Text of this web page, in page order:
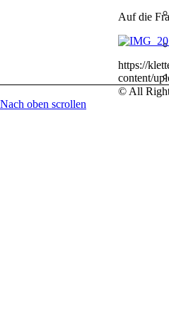
Auf die
https://
content/
© All
Nach oben scrollen